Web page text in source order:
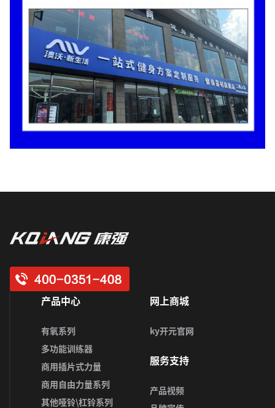
产品中心
有氧系列
多功能训练器
商用插片式力量
商用自由力量系列
其他哑铃\杠铃系列
网上商城
ky开元官网
服务支持
产品视频